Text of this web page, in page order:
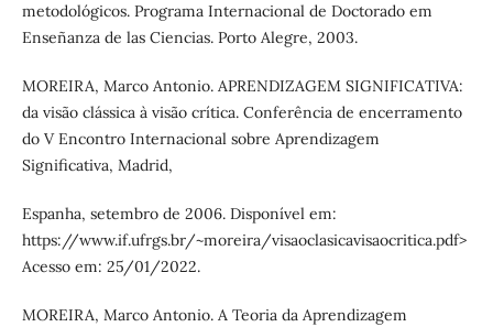
metodológicos. Programa Internacional de Doctorado em
Enseñanza de las Ciencias. Porto Alegre, 2003.
MOREIRA, Marco Antonio. APRENDIZAGEM SIGNIFICATIVA:
da visão clássica à visão crítica. Conferência de encerramento
do V Encontro Internacional sobre Aprendizagem
Significativa, Madrid,
Espanha, setembro de 2006. Disponível em:
https://www.if.ufrgs.br/~moreira/visaoclasicavisaocritica.pdf>
Acesso em: 25/01/2022.
MOREIRA, Marco Antonio. A Teoria da Aprendizagem